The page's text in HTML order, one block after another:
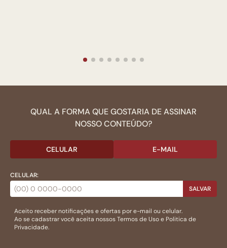
QUAL A FORMA QUE GOSTARIA DE ASSINAR
NOSSO CONTEÚDO?
CELULAR E-MAIL
CELULAR:
SALVAR
Aceito receber notificações e ofertas por e-mail ou celular.
Ao se cadastrar você aceita nossosTermos de Usoe Politica de
Privacidade.